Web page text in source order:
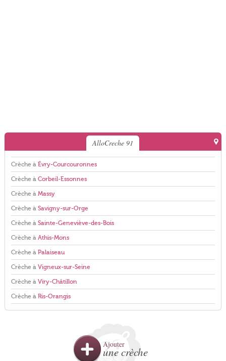
AlloCreche 91
Crèche à Évry-Courcouronnes
Crèche à Corbeil-Essonnes
Crèche à Massy
Crèche à Savigny-sur-Orge
Crèche à Sainte-Geneviève-des-Bois
Crèche à Athis-Mons
Crèche à Palaiseau
Crèche à Vigneux-sur-Seine
Crèche à Viry-Châtillon
Crèche à Ris-Orangis
Ajouter
une crèche